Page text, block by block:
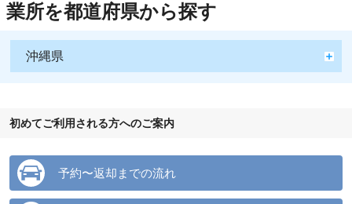
業所を都道府県から探す
沖縄県
初めてご利用される方へのご案内
予約〜返却までの流れ